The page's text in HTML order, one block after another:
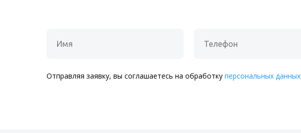
Отправляя заявку, вы соглашаетесь на обработку персональных данных